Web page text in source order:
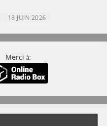
18 JUIN 2026
Merci à: